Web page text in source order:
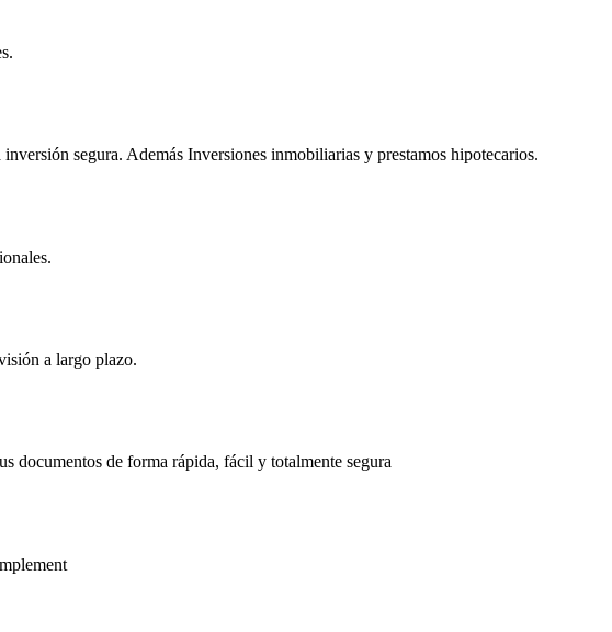
segura. Además Inversiones inmobiliarias y prestamos hipotecarios.
a largo plazo.
documentos de forma rápida, fácil y totalmente segura